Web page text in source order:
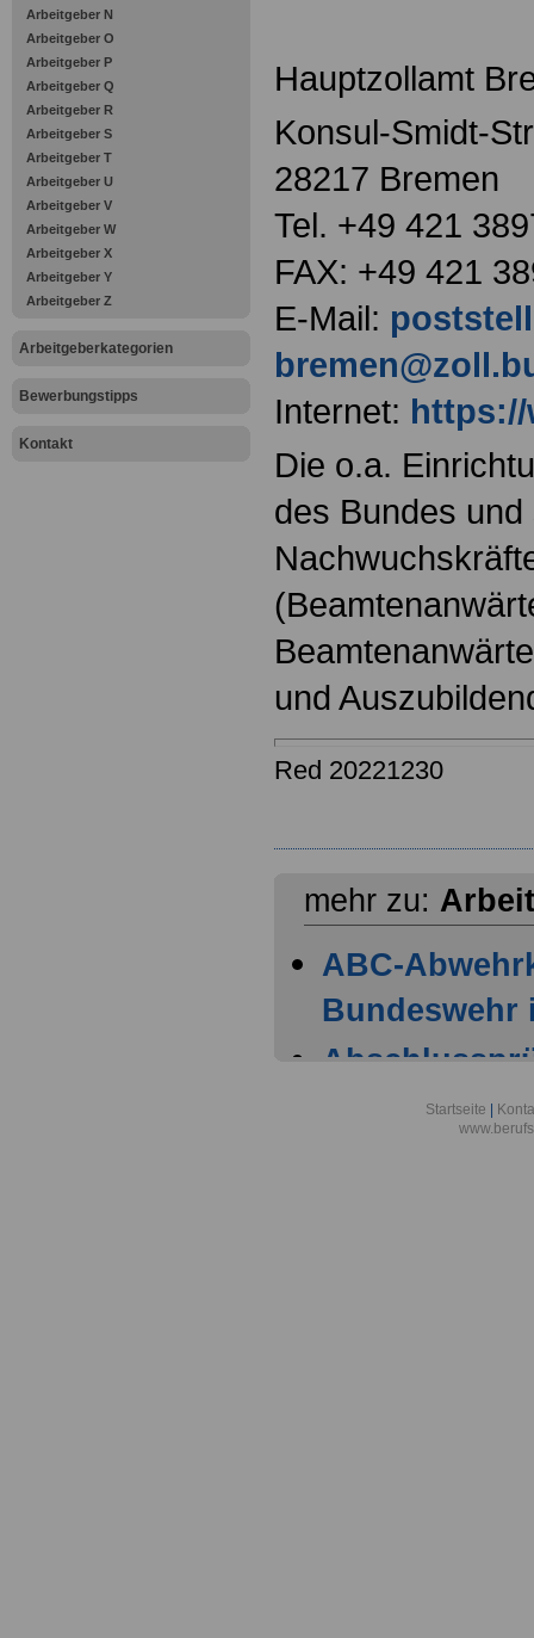
Arbeitgeber N
Arbeitgeber O
Arbeitgeber P
Arbeitgeber Q
Arbeitgeber R
Arbeitgeber S
Arbeitgeber T
Arbeitgeber U
Arbeitgeber V
Arbeitgeber W
Arbeitgeber X
Arbeitgeber Y
Arbeitgeber Z
Arbeitgeberkategorien
Bewerbungstipps
Kontakt
Hauptzollamt
Konsul-Smidt-
28217 Bremen
Tel. +49 421
FAX: +49 421
E-Mail:
Internet:
Die o.a.
des Bundes und
und
Red 20221230
mehr zu:
ABC-
Bundeswehr
Startseite